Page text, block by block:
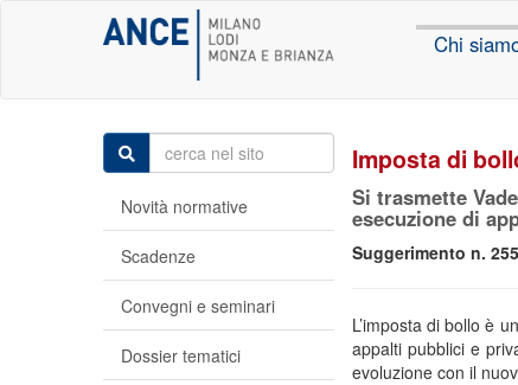
Chi
Imposta di
Si trasmette
esecuzione di
Suggerimento n.
L’imposta di bollo è
appalti pubblici e
evoluzione con il
Novità normative
Scadenze
Convegni e seminari
Dossier tematici